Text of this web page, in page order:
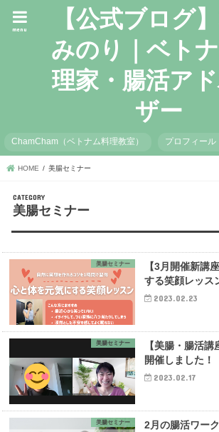
【公式ブログ
みのり｜ベト
理家・腸活ア
ザー
menu
ChamCham（ベトナム料理教室） プロフィール
HOME 美腸セミナー
美腸セミナー
美腸セミナー
【3月開催新講
する笑顔レッス
2023.02.23
美腸セミナー
【美腸・腸活
開催しました！
2023.02.17
美腸セミナー
2月の腸活ワー